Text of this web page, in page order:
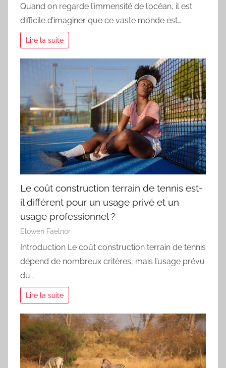
Quand on regarde l’immensité de l’océan, il est
difficile d’imaginer que ce vaste monde est…
Lire la suite
Le coût construction terrain de tennis est-
il différent pour un usage privé et un
usage professionnel ?
Elowen Faelnor
Introduction Le coût construction terrain de tennis
dépend de nombreux critères, mais l’usage prévu
du…
Lire la suite